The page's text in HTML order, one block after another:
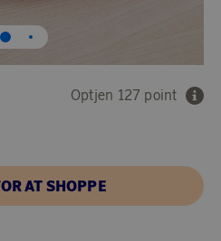
Optjen 127 point
AT SHOPPE